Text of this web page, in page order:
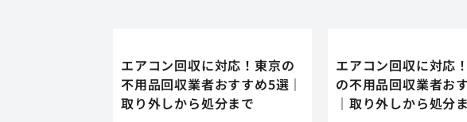
エアコン回収に対応！東京の
不用品回収業者おすすめ5選｜
取り外しから処分まで
エアコン回収に対応
の不用品回収業者お
｜取り外しから処分